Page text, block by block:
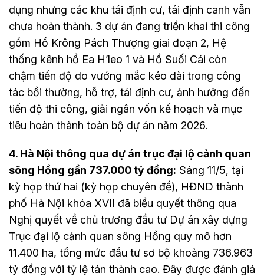
dụng nhưng các khu tái định cư, tái định canh vẫn
chưa hoàn thành. 3 dự án đang triển khai thi công
gồm Hồ Krông Pách Thượng giai đoạn 2, Hệ
thống kênh hồ Ea H’leo 1 và Hồ Suối Cái còn
chậm tiến độ do vướng mắc kéo dài trong công
tác bồi thường, hỗ trợ, tái định cư, ảnh hưởng đến
tiến độ thi công, giải ngân vốn kế hoạch và mục
tiêu hoàn thành toàn bộ dự án năm 2026.
4. Hà Nội thông qua dự án trục đại lộ cảnh quan
sông Hồng gần 737.000 tỷ đồng: Sáng 11/5, tại
kỳ họp thứ hai (kỳ họp chuyên đề), HĐND thành
phố Hà Nội khóa XVII đã biểu quyết thông qua
Nghị quyết về chủ trương đầu tư Dự án xây dựng
Trục đại lộ cảnh quan sông Hồng quy mô hơn
11.400 ha, tổng mức đầu tư sơ bộ khoảng 736.963
tỷ đồng với tỷ lệ tán thành cao. Đây được đánh giá